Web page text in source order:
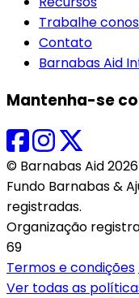
Trabalhe
Contato
Barnabas Aid
Mantenha-se
© Barnabas Aid
Fundo Barnabas &
registradas.
Organização
69
Termos e condições
Ver todas as